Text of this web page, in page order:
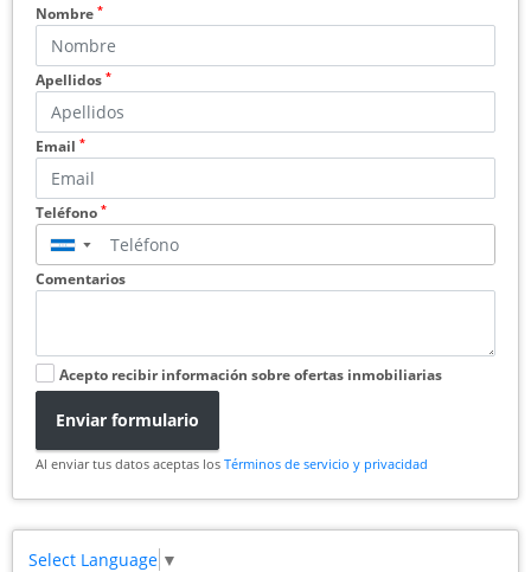
Nombre *
Apellidos *
Email *
Teléfono *
▼
Comentarios
Acepto recibir información sobre ofertas inmobiliarias
Enviar formulario
Al enviar tus datos aceptas los Términos de servicio y privacidad
Select Language ▼